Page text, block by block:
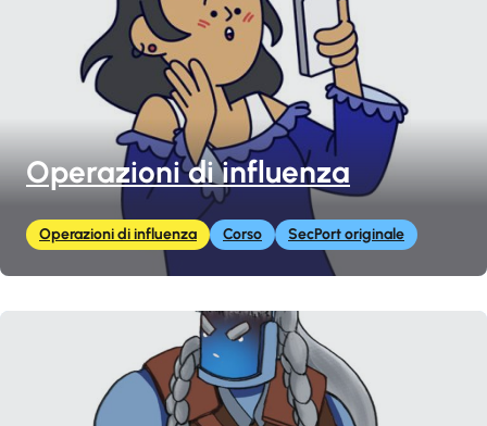
Operazioni di influenza
Operazioni di influenza Corso SecPort originale